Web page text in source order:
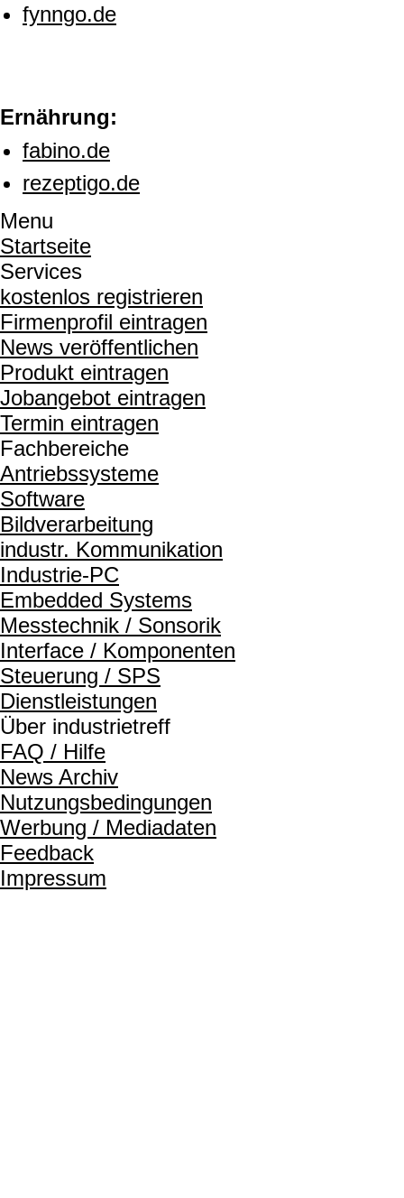
fynngo.de
Ernährung:
fabino.de
rezeptigo.de
Menu
Startseite
Services
kostenlos registrieren
Firmenprofil eintragen
News veröffentlichen
Produkt eintragen
Jobangebot eintragen
Termin eintragen
Fachbereiche
Antriebssysteme
Software
Bildverarbeitung
industr. Kommunikation
Industrie-PC
Embedded Systems
Messtechnik / Sonsorik
Interface / Komponenten
Steuerung / SPS
Dienstleistungen
Über industrietreff
FAQ / Hilfe
News Archiv
Nutzungsbedingungen
Werbung / Mediadaten
Feedback
Impressum